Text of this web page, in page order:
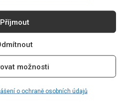
Příjmout
možnosti
o ochraně osobních údajů
individuální, ale je možné, že
takto velmi úspěšných a
očekávám podporu,
pro humor a spolehlivost.